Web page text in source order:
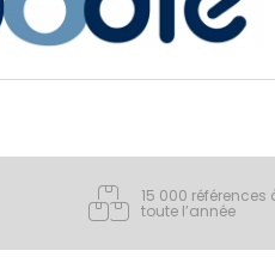
15 000 références
toute l’année